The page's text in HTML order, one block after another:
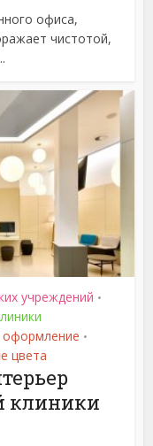
офиса,
чистотой,
учреждений •
оформление •
цвета
клиники